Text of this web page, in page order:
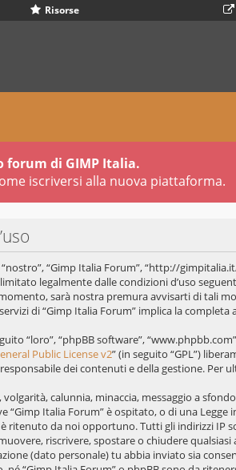
Risorse
forum di GIMP Italia.
iscriversi alla nuova piattaforma.
“Gimp Italia Forum”, “http://
legalmente dalle condizioni d’uso
sarà nostra premura avvisarti di tali
di “Gimp Italia Forum” implica la completa
“loro”, “phpBB software”,
Public License v2” (in seguito “GPL”)
dei contenuti e della gestione. Per
calunnia, minaccia, messaggio a
“Gimp Italia Forum” è ospitato, o di una
ritenuto da noi opportuno. Tutti gli indirizzi IP
riscrivere, spostare o chiudere
(dato personale) tu abbia inviato sia